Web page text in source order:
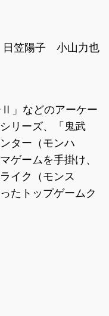
笠陽子 小山力也
」などのアーケー
リーズ、「鬼武
ター（モンハ
ゲームを手掛け、
イク（モンス
たトップゲームク